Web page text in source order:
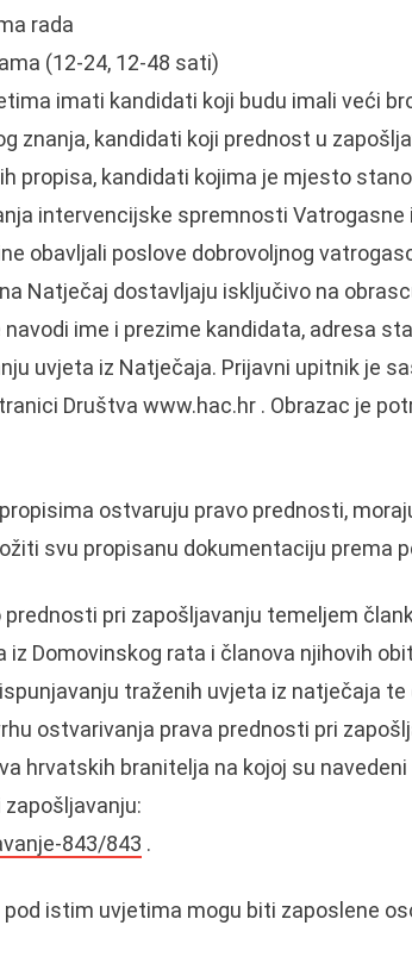
rada
(12-24, 12-48 sati)
imati kandidati koji budu imali veći
znanja, kandidati koji prednost u
propisa, kandidati kojima je mjesto
intervencijske spremnosti
obavljali poslove dobrovoljnog
Natječaj dostavljaju isključivo na
ime i prezime kandidata, adresa
uvjeta iz Natječaja. Prijavni upitnik je
Društva www.hac.hr . Obrazac je
ostvaruju pravo prednosti,
svu propisanu dokumentaciju prema
pri zapošljavanju temeljem
Domovinskog rata i članova njihovih
traženih uvjeta iz natječaja
ostvarivanja prava prednosti pri
hrvatskih branitelja na kojoj su navedeni
843/843 .
istim uvjetima mogu biti zaposlene